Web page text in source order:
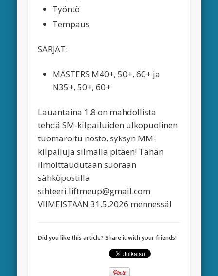
Työntö
Tempaus
SARJAT:
MASTERS M40+, 50+, 60+ ja
N35+, 50+, 60+
Lauantaina 1.8 on mahdollista
tehdä SM-kilpailuiden ulkopuolinen
tuomaroitu nosto, syksyn MM-
kilpailuja silmällä pitäen! Tähän
ilmoittaudutaan suoraan
sähköpostilla
sihteeri.liftmeup@gmail.com
VIIMEISTÄÄN 31.5.2026 mennessä!
Did you like this article? Share it with your friends!